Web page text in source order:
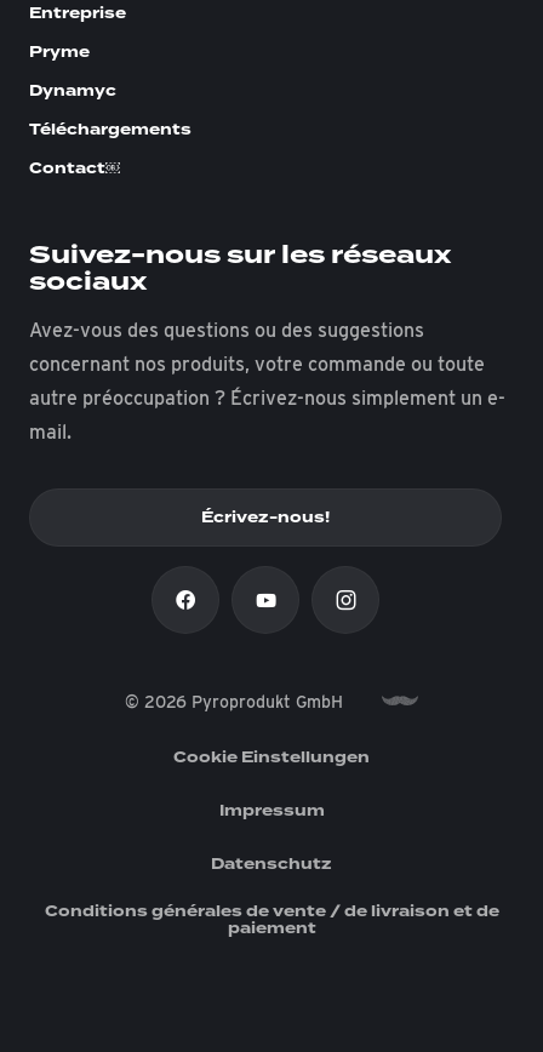
Entreprise
Pryme
Dynamyc
Téléchargements
Contact￼
Suivez-nous sur les réseaux
sociaux
Avez-vous des questions ou des suggestions
concernant nos produits, votre commande ou toute
autre préoccupation ? Écrivez-nous simplement un e-
mail.
Écrivez-nous!
© 2026 Pyroprodukt GmbH
Cookie Einstellungen
Impressum
Datenschutz
Conditions générales de vente / de livraison et de
paiement